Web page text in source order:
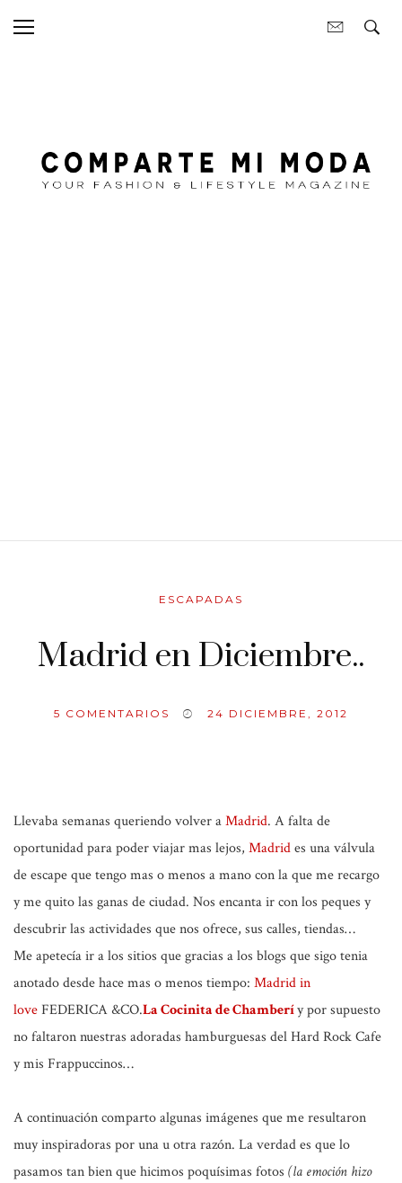
ESCAPADAS
Madrid en Diciembre..
5 COMENTARIOS 24 DICIEMBRE, 2012
Llevaba semanas queriendo volver aMadrid. A falta de
oportunidad para poder viajar mas lejos, Madrides una válvula
de escape que tengo mas o menos a mano con la que me recargo
y me quito las ganas de ciudad. Nos encanta ir con los peques y
descubrir las actividades que nos ofrece, sus calles, tiendas…
Me apetecía ir a los sitios que gracias a los blogs que sigo tenia
anotado desde hace mas o menos tiempo: Madrid in
loveFEDERICA &CO.La Cocinita de Chamberíy por supuesto
no faltaron nuestras adoradas hamburguesas del Hard Rock Cafe
y mis Frappuccinos…
A continuación comparto algunas imágenes que me resultaron
muy inspiradoras por una u otra razón. La verdad es que lo
pasamos tan bien que hicimos poquísimas fotos (la emoción hizo